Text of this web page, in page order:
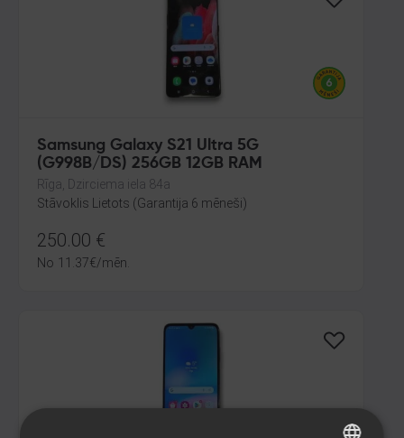
Samsung Galaxy S21 Ultra 5G
(G998B/DS) 256GB 12GB RAM
Rīga, Dzirciema iela 84a
Stāvoklis Lietots (Garantija 6 mēneši)
250.00 €
No 11.37€/mēn.